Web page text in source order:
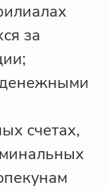
за
счетах,